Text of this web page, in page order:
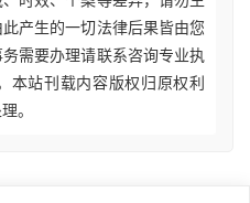
产生的一切法律后果皆由您
需要办理请联系咨询专业执
本站刊载内容版权归原权利
。